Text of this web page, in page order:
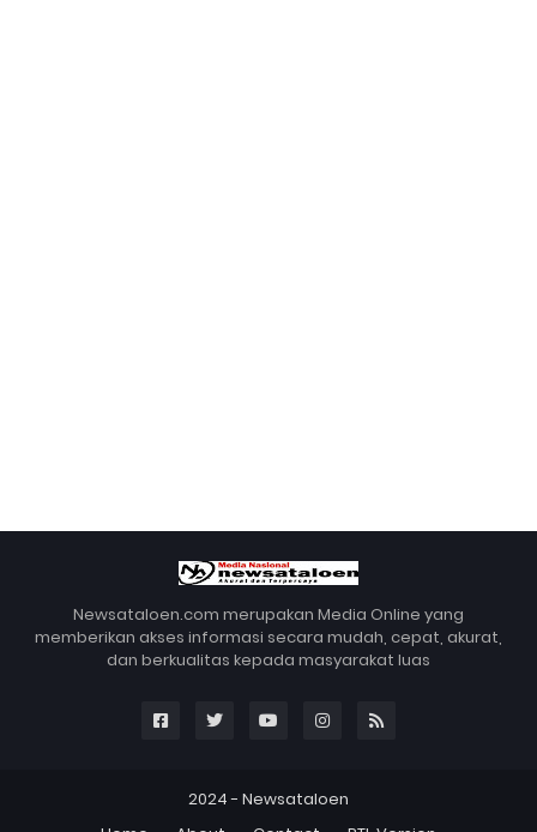
Newsataloen.com merupakan Media Online yang
memberikan akses informasi secara mudah, cepat, akurat,
dan berkualitas kepada masyarakat luas
2024 - Newsataloen